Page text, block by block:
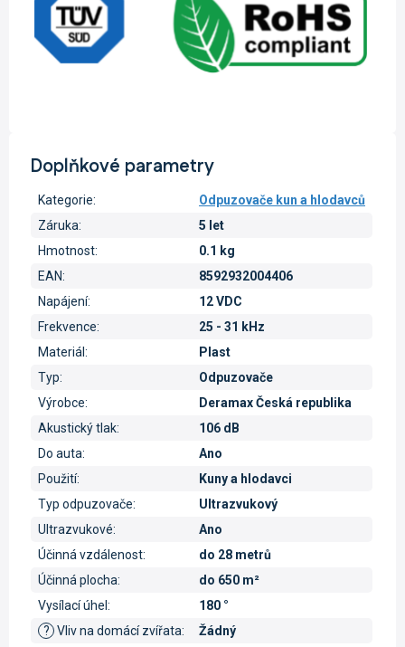
Doplňkové parametry
Kategorie:
Odpuzovače kun a hlodavců
Záruka:
5 let
Hmotnost:
0.1 kg
EAN:
8592932004406
Napájení:
12 VDC
Frekvence:
25 - 31 kHz
Materiál :
Plast
Typ:
Odpuzovače
Výrobce:
Deramax Česká republika
Akustický tlak:
106 dB
Do auta:
Ano
Použití:
Kuny a hlodavci
Typ odpuzovače:
Ultrazvukový
Ultrazvukové:
Ano
Účinná vzdálenost:
do 28 metrů
Účinná plocha:
do 650 m²
Vysílací úhel :
180 °
? Vliv na domácí zvířata:
Žádný